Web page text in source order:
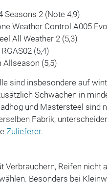
Seasons 2 (Note 4,9)
Weather Control A005
All Weather 2 (5,3)
(5,4)
Allseason (5,5)
sind insbesondere auf
Schwächen in
und Mastersteel sind
Fabrik,
Zulieferer.
Verbrauchern, Reifen nicht
Besonders bei